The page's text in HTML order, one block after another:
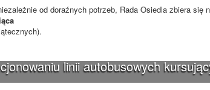
linii autobusowych
od doraźnych potrzeb, Rada Osiedla zbiera się